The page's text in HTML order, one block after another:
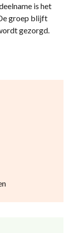
is het
groep blijft
gezorgd.